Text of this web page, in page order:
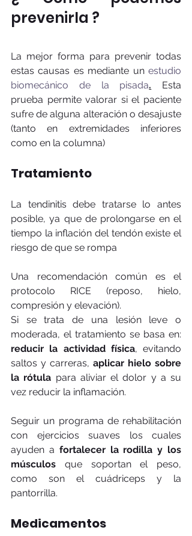
prevenirla ?
La mejor forma para prevenir todas
estas causas es mediante un estudio
biomecánico de la pisada. Esta
prueba permite valorar si el paciente
sufre de alguna alteración o desajuste
(tanto en extremidades inferiores
como en la columna)
Tratamiento
La tendinitis debe tratarse lo antes
posible, ya que de prolongarse en el
tiempo la inflación del tendón existe el
riesgo de que se rompa
Una recomendación común es el
protocolo RICE (reposo, hielo,
compresión y elevación).
Si se trata de una lesión leve o
reducir la actividad física, evitando
saltos y carreras, aplicar hielo sobre
la rótula para aliviar el dolor y a su
vez reducir la inflamación.
Seguir un programa de rehabilitación
con ejercicios suaves los cuales
ayuden a fortalecer la rodilla y los
músculos que soportan el peso,
como son el cuádriceps y la
pantorrilla.
Medicamentos